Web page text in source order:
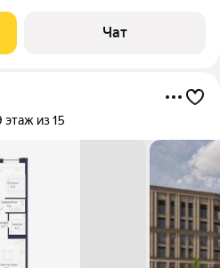
санузел. Установлено
окон (МПО),
Чат
этаж из 15